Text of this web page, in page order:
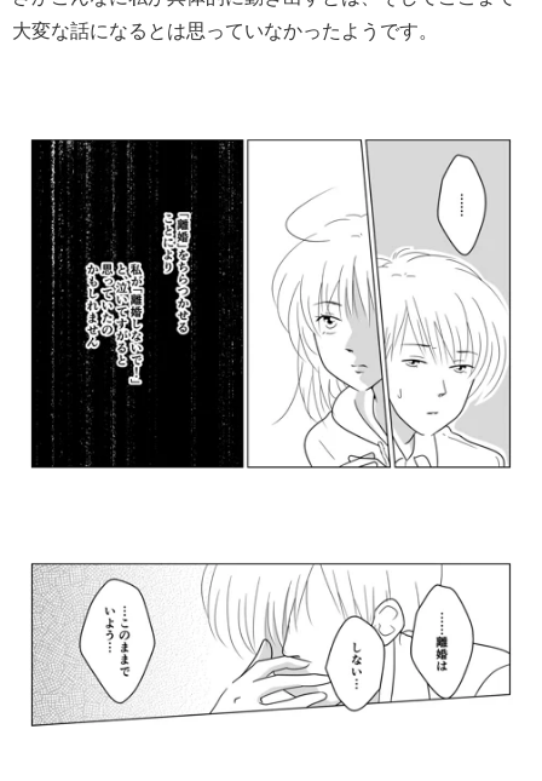
大変な話になるとは思っていなかったようです。